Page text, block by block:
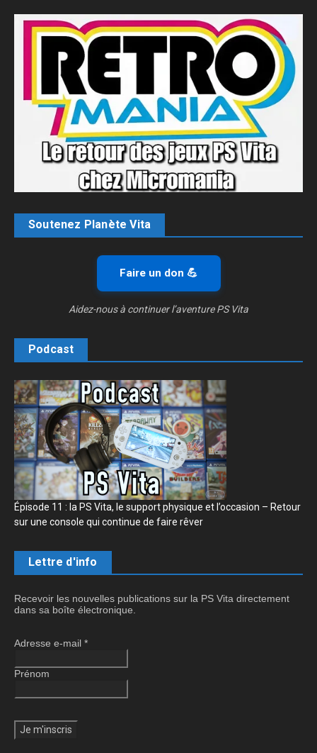
Soutenez Planète Vita
Faire un don 💪
Aidez-nous à continuer l’aventure PS Vita
Podcast
Épisode 11 : la PS Vita, le support physique et l’occasion – Retour
sur une console qui continue de faire rêver
Lettre d'info
Recevoir les nouvelles publications sur la PS Vita directement
dans sa boîte électronique.
Adresse e-mail *
Prénom